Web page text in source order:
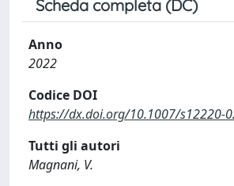
Scheda completa (DC)
Anno
2022
Codice DOI
https://dx.doi.org/10.1007/s12220-
Tutti gli autori
Magnani, V.